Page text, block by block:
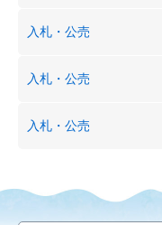
入札・公売
入札・公売
入札・公売